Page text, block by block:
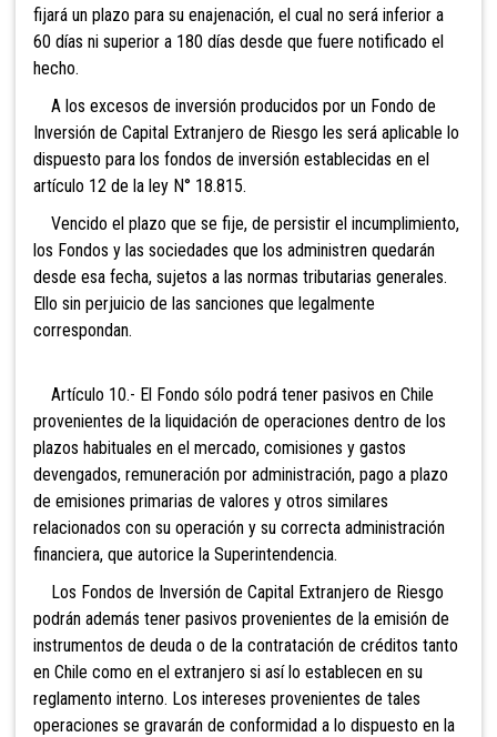
fijará un plazo para su enajenación, el cual no será inferior a
60 días ni superior a 180 días desde que fuere notificado el
hecho.
A los excesos de inversión producidos por un Fondo de
Inversión de Capital Extranjero de Riesgo les será aplicable lo
dispuesto para los fondos de inversión establecidas en el
artículo 12 de la ley N° 18.815.
Vencido el plazo que se fije, de persistir el incumplimiento,
los Fondos y las sociedades que los administren quedarán
desde esa fecha, sujetos a las normas tributarias generales.
Ello sin perjuicio de las sanciones que legalmente
correspondan.
Artículo 10.- El Fondo sólo podrá tener pasivos en Chile
provenientes de la liquidación de operaciones dentro de los
plazos habituales en el mercado, comisiones y gastos
devengados, remuneración por administración, pago a plazo
de emisiones primarias de valores y otros similares
relacionados con su operación y su correcta administración
financiera, que autorice la Superintendencia.
Los Fondos de Inversión de Capital Extranjero de Riesgo
podrán además tener pasivos provenientes de la emisión de
instrumentos de deuda o de la contratación de créditos tanto
en Chile como en el extranjero si así lo establecen en su
reglamento interno. Los intereses provenientes de tales
operaciones se gravarán de conformidad a lo dispuesto en la